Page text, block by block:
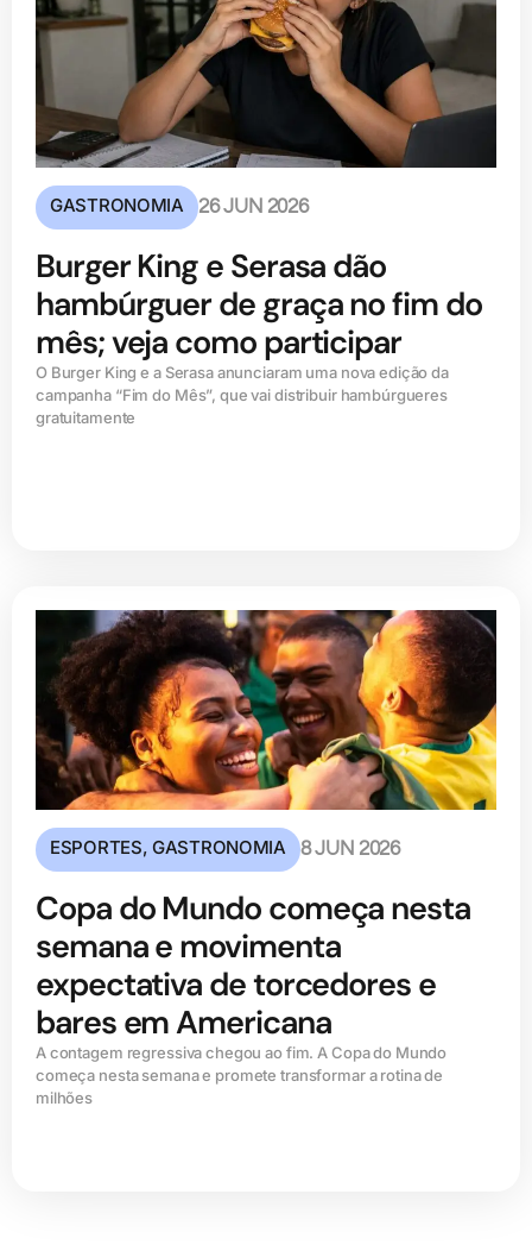
GASTRONOMIA 26 JUN 2026
Burger King e Serasa dão
hambúrguer de graça no fim do
mês; veja como participar
O Burger King e a Serasa anunciaram uma nova edição da
campanha “Fim do Mês”, que vai distribuir hambúrgueres
gratuitamente
ESPORTES,GASTRONOMIA 8 JUN 2026
Copa do Mundo começa nesta
semana e movimenta
expectativa de torcedores e
bares em Americana
A contagem regressiva chegou ao fim. A Copa do Mundo
começa nesta semana e promete transformar a rotina de
milhões